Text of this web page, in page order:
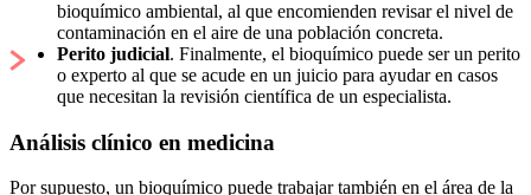
bioquímico ambiental, al que encomienden revisar el nivel de
contaminación en el aire de una población concreta.
Perito judicial. Finalmente, el bioquímico puede ser un perito
o experto al que se acude en un juicio para ayudar en casos
que necesitan la revisión científica de un especialista.
Análisis clínico en medicina
Por supuesto, un bioquímico puede trabajar también en el área de la